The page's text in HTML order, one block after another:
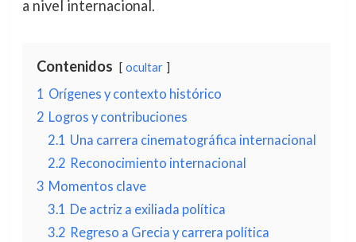
a nivel internacional.
Contenidos ocultar
1 Orígenes y contexto histórico
2 Logros y contribuciones
2.1 Una carrera cinematográfica internacional
2.2 Reconocimiento internacional
3 Momentos clave
3.1 De actriz a exiliada política
3.2 Regreso a Grecia y carrera política